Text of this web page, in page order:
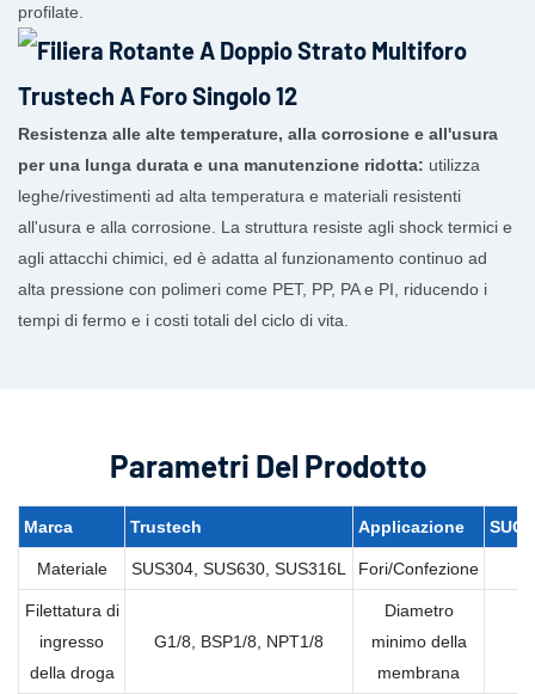
profilate.
Resistenza alle alte temperature, alla corrosione e all'usura
per una lunga durata e una manutenzione ridotta: utilizza
leghe/rivestimenti ad alta temperatura e materiali resistenti
all'usura e alla corrosione. La struttura resiste agli shock termici e
agli attacchi chimici, ed è adatta al funzionamento continuo ad
alta pressione con polimeri come PET, PP, PA e PI, riducendo i
tempi di fermo e i costi totali del ciclo di vita.
Parametri Del Prodotto
Marca Trustech Applicazione
Materiale SUS304, SUS630, SUS316L Fori/Confezione
Filettatura di
ingresso
della droga
G1/8, BSP1/8, NPT1/8
Diametro
minimo della
membrana